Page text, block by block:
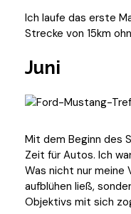
Ich laufe das erste
Strecke von 15km
Juni
Mit dem Beginn des
Zeit für Autos. Ich
Was nicht nur meine
aufblühen ließ,
Objektivs mit sich